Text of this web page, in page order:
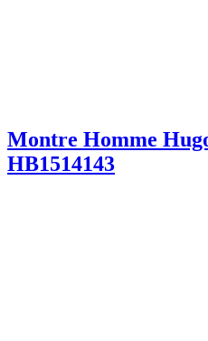
Montre Homme
HB1514143